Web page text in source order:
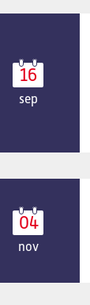
16
sep
04
nov